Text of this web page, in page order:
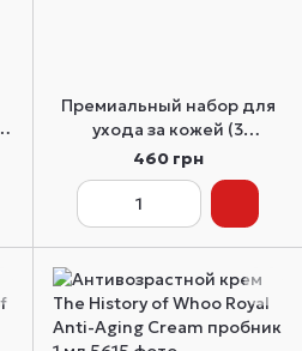
Премиальный набор для
ухода за кожей (3
средства) Whoo Gong Jin
Hyang special gift set (3
Items)
460 грн